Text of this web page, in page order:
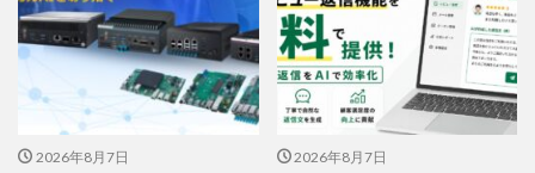
2026年8月7日 2026年8月7日